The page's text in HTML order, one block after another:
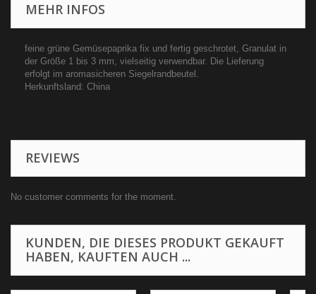
MEHR INFOS
feine grüne Gemüsepaprika fix und fertig geschrotet, Granulat in
der Größe 1 bis 3 mm, vielseitig verwendbar. Die Lieferung
erfolgt im aromasicheren Siegelrandbeutel.
Herkunftsland: China
REVIEWS
No customer comments for the moment.
KUNDEN, DIE DIESES PRODUKT GEKAUFT
HABEN, KAUFTEN AUCH ...